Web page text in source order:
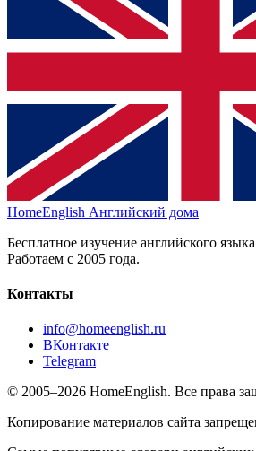
HomeEnglish Английский дома
Бесплатное изучение английского
Работаем с 2005 года.
Контакты
info@homeenglish.ru
ВКонтакте
Telegram
© 2005–2026 HomeEnglish. Все права
Копирование материалов сайта